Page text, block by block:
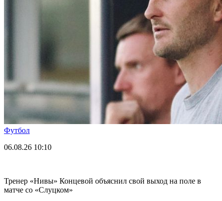
Футбол
06.08.26 10:10
Тренер «Нивы» Концевой объяснил свой выход на поле в
матче со «Слуцком»